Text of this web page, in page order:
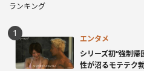
ランキング
エンタメ
シリーズ初“強制
性が沼るモテテク